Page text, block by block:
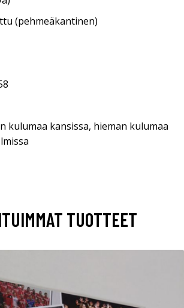
(pehmeäkantinen)
kulumaa kansissa, hieman kulumaa
TUOTTEET